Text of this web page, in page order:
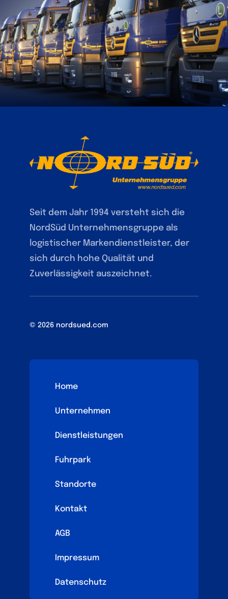
Seit dem Jahr 1994 versteht sich die
NordSüd Unternehmensgruppe als
logistischer Markendienstleister, der
sich durch hohe Qualität und
Zuverlässigkeit auszeichnet.
© 2026 nordsued.com
Home
Unternehmen
Dienstleistungen
Fuhrpark
Standorte
Kontakt
AGB
Impressum
Datenschutz